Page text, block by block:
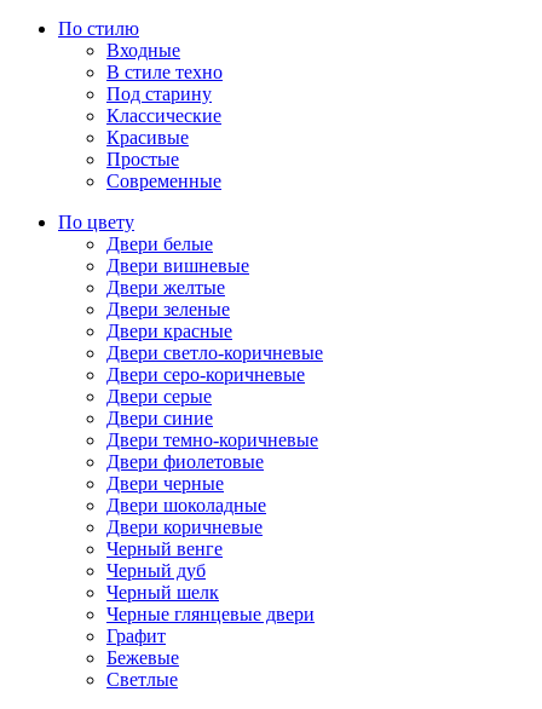
По стилю
Входные
В стиле техно
Под старину
Классические
Красивые
Простые
Современные
По цвету
Двери белые
Двери вишневые
Двери желтые
Двери зеленые
Двери красные
Двери светло-коричневые
Двери серо-коричневые
Двери серые
Двери синие
Двери темно-коричневые
Двери фиолетовые
Двери черные
Двери шоколадные
Двери коричневые
Черный венге
Черный дуб
Черный шелк
Черные глянцевые двери
Графит
Бежевые
Светлые